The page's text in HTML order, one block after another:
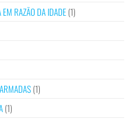
RAZÃO DA IDADE(1)
(1)
(1)